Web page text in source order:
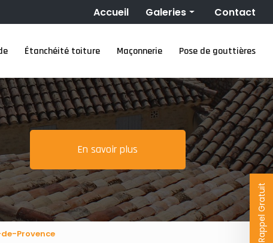
Navigation secondaire
Accueil Galeries
Nettoyage toiture
Ravalement de façade
Étanchéité toiture
Maçonnerie
Pose de gouttières
Contact
Rappel Gratuit
Étanchéité toiture Maçonnerie Pose de gouttières
En savoir plus
Provence